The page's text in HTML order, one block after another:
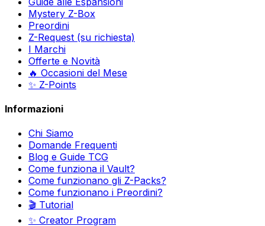
Mystery Z-Box
Preordini
Z-Request (su richiesta)
I Marchi
Offerte e Novità
🔥 Occasioni del Mese
✨ Z-Points
Informazioni
Chi Siamo
Domande Frequenti
Blog e Guide TCG
Come funziona il Vault?
Come funzionano gli Z-Packs?
Come funzionano i Preordini?
🎬 Tutorial
✨ Creator Program